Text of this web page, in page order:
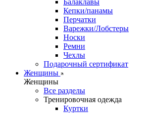
Балаклавы
Кепки/панамы
Перчатки
Варежки/Лобстеры
Носки
Ремни
Чехлы
Подарочный сертификат
Женщины
Женщины
Все разделы
Тренировочная одежда
Куртки